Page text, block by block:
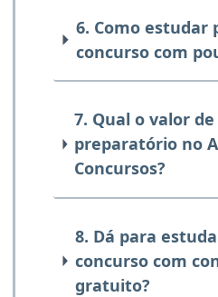
6. Como estudar
concurso com
7. Qual o valor
preparatório no
Concursos?
8. Dá para
concurso com
gratuito?